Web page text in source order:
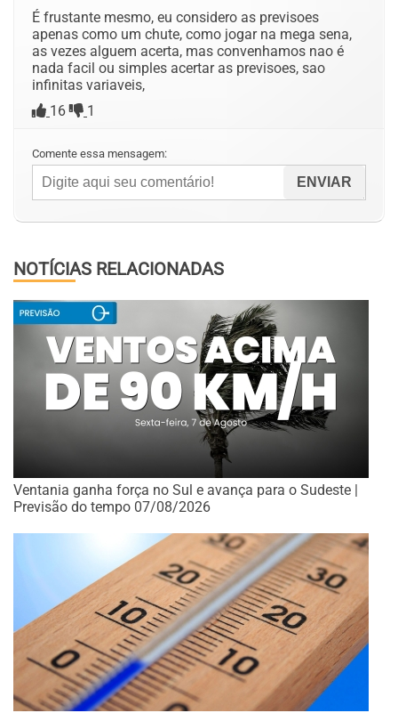
É frustante mesmo, eu considero as previsoes
apenas como um chute, como jogar na mega sena,
as vezes alguem acerta, mas convenhamos nao é
nada facil ou simples acertar as previsoes, sao
infinitas variaveis,
16
1
Comente essa mensagem:
NOTÍCIAS RELACIONADAS
Ventania ganha força no Sul e avança para o Sudeste |
Previsão do tempo 07/08/2026